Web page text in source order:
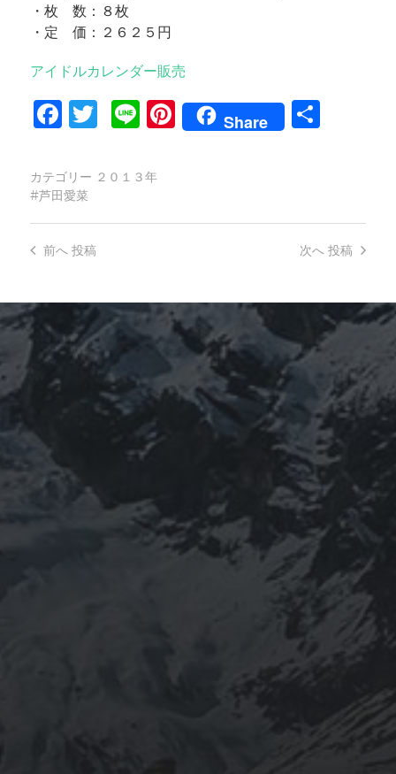
・枚 数：８枚
・定 価：２６２５円
アイドルカレンダー販売
Facebook
Twitter
LinePinterest
Share
共
カテゴリー ２０１３年
芦田愛菜
次へ 投稿
前へ投稿